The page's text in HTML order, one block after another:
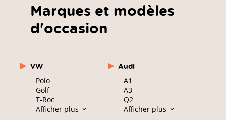
Marques et modèles
d'occasion
VW
Polo
Golf
T-Roc
Afficher plus
Audi
A1
A3
Q2
Afficher plus